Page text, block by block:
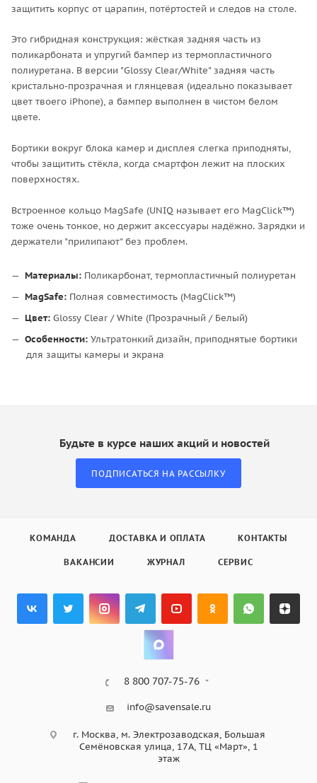
защитить корпус от царапин, потёртостей и следов на столе.
Это гибридная конструкция: жёсткая задняя часть из
поликарбоната и упругий бампер из термопластичного
полиуретана. В версии "Glossy Clear/White" задняя часть
кристально-прозрачная и глянцевая (идеально показывает
цвет твоего iPhone), а бампер выполнен в чистом белом
цвете.
Бортики вокруг блока камер и дисплея слегка приподняты,
чтобы защитить стёкла, когда смартфон лежит на плоских
поверхностях.
Встроенное кольцо MagSafe (UNIQ называет его MagClick™)
тоже очень тонкое, но держит аксессуары надёжно. Зарядки и
держатели "прилипают" без проблем.
Материалы: Поликарбонат, термопластичный полиуретан
MagSafe: Полная совместимость (MagClick™)
Цвет: Glossy Clear / White (Прозрачный / Белый)
Особенности: Ультратонкий дизайн, приподнятые бортики
для защиты камеры и экрана
Будьте в курсе наших акций и новостей
ПОДПИСАТЬСЯ НА РАССЫЛКУ
КОМАНДА ДОСТАВКА И ОПЛАТА КОНТАКТЫ
ВАКАНСИИ ЖУРНАЛ СЕРВИС
8 800 707-75-76
info@savensale.ru
г. Москва, м. Электрозаводская, Большая
Семёновская улица, 17А, ТЦ «Март», 1
этаж